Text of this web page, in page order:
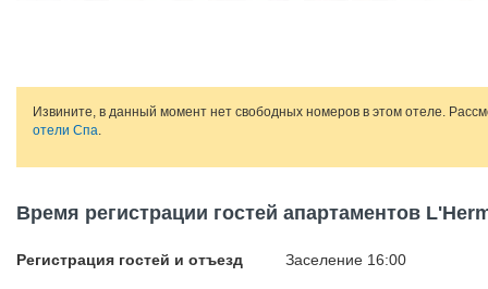
Извините, в данный момент нет свободных номеров в этом отеле.
отели Спа.
Время регистрации гостей апартаментов
Регистрация гостей и отъезд Заселение 16:00